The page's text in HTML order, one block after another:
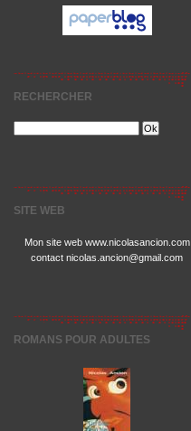
RECHERCHER
SITE WEB
Mon site web www.nicolasancion.com
contact nicolas.ancion@gmail.com
ROMANS POUR ADULTES